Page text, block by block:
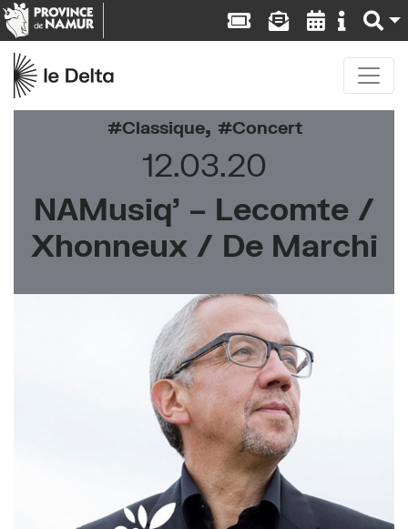
Classique, Concert
12.03.20
NAMusiq’ – Lecomte /
Xhonneux / De Marchi